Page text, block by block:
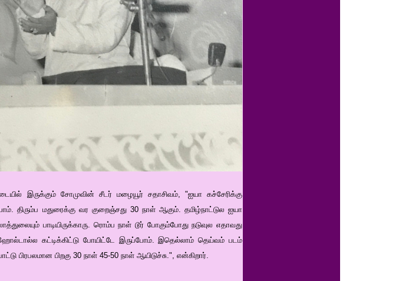
இருக்கும் சோமுவின் சீடர் மழையூர் சதாசிவம், "ஐயா கச்சேரிக்கு
திரும்ப மதுரைக்கு வர குறைஞ்சது 30 நாள் ஆகும். தமிழ்நாட்டுல ஐயா
பாடியிருக்காரு. ரொம்ப நாள் டூர் போகும்போது நடுவுல எதாவது
கட்டிக்கிட்டு போயிட்டே இருப்போம். இதெல்லாம் தெய்வம் படம்
பிரபலமான பிறகு 30 நாள் 45-50 நாள் ஆயிடுச்சு.", என்கிறார்.